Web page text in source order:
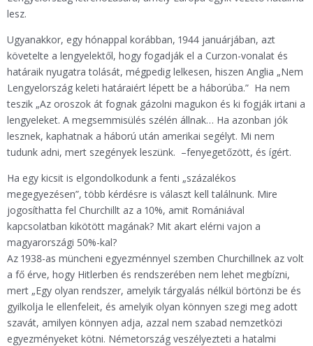
lesz.
Ugyanakkor, egy hónappal korábban, 1944 januárjában, azt
követelte a lengyelektől, hogy fogadják el a Curzon-vonalat és
határaik nyugatra tolását, mégpedig lelkesen, hiszen Anglia „Nem
Lengyelország keleti határaiért lépett be a háborúba.” Ha nem
teszik „Az oroszok át fognak gázolni magukon és ki fogják irtani a
lengyeleket. A megsemmisülés szélén állnak… Ha azonban jók
lesznek, kaphatnak a háború után amerikai segélyt. Mi nem
tudunk adni, mert szegények leszünk. –fenyegetőzött, és ígért.
Ha egy kicsit is elgondolkodunk a fenti „százalékos
megegyezésen”, több kérdésre is választ kell találnunk. Mire
jogosíthatta fel Churchillt az a 10%, amit Romániával
kapcsolatban kikötött magának? Mit akart elérni vajon a
magyarországi 50%-kal?
Az 1938-as müncheni egyezménnyel szemben Churchillnek az volt
a fő érve, hogy Hitlerben és rendszerében nem lehet megbízni,
mert „Egy olyan rendszer, amelyik tárgyalás nélkül börtönzi be és
gyilkolja le ellenfeleit, és amelyik olyan könnyen szegi meg adott
szavát, amilyen könnyen adja, azzal nem szabad nemzetközi
egyezményeket kötni. Németország veszélyezteti a hatalmi